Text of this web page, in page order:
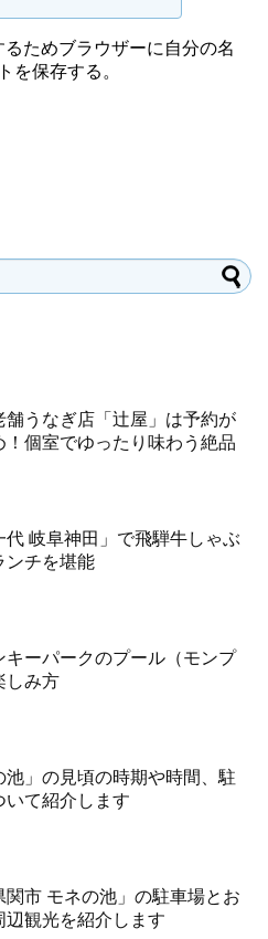
ためブラウザーに自分の名
を保存する。
舗うなぎ店「辻屋」は予約が
！個室でゆったり味わう絶品
代 岐阜神田」で飛騨牛しゃぶ
ンチを堪能
キーパークのプール（モンプ
しみ方
池」の見頃の時期や時間、駐
いて紹介します
関市 モネの池」の駐車場とお
辺観光を紹介します